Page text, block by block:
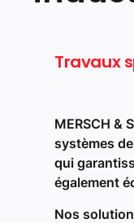
Travaux
MERSCH &
systèmes
qui
également
Nos